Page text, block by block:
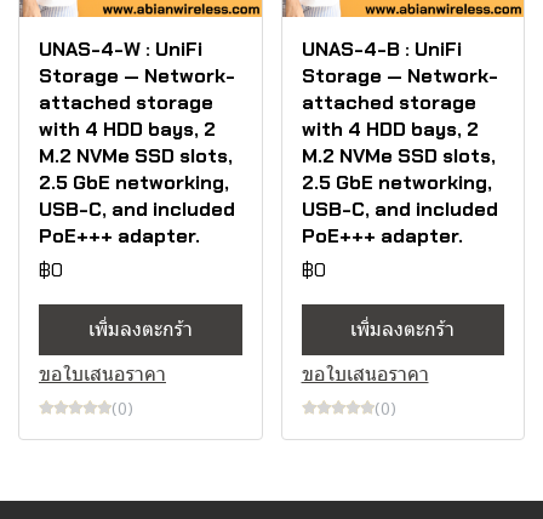
UNAS-4-W : UniFi
Storage — Network-
attached storage
with 4 HDD bays, 2
M.2 NVMe SSD slots,
2.5 GbE networking,
USB-C, and included
PoE+++ adapter.
฿0
เพิ่มลงตะกร้า
ขอใบเสนอราคา
(0)
UNAS-4-B : UniFi
Storage — Network-
attached storage
with 4 HDD bays, 2
M.2 NVMe SSD slots,
2.5 GbE networking,
USB-C, and included
PoE+++ adapter.
฿0
เพิ่มลงตะกร้า
ขอใบเสนอราคา
(0)